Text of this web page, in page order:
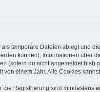
temporäre Dateien ablegt und
können), Informationen über
(sofern du nicht angemeldet bist)
einem Jahr. Alle Cookies
Registrierung sind mindestens